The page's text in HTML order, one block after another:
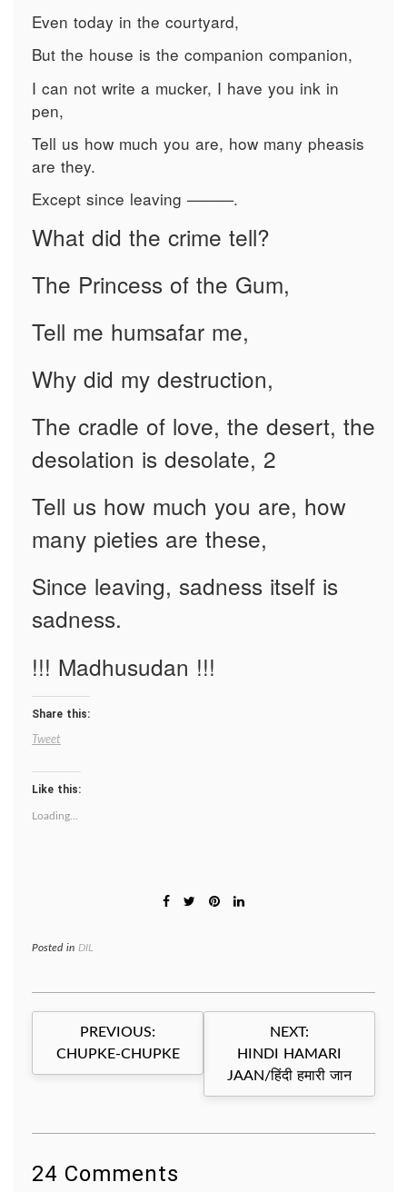
Even today in the courtyard,
But the house is the companion companion,
I can not write a mucker, I have you ink in
pen,
Tell us how much you are, how many pheasis
are they.
Except since leaving ———.
What did the crime tell?
The Princess of the Gum,
Tell me humsafar me,
Why did my destruction,
The cradle of love, the desert, the
desolation is desolate, 2
Tell us how much you are, how
many pieties are these,
Since leaving, sadness itself is
sadness.
!!! Madhusudan !!!
Share this:
Tweet
Like this:
Loading...
Posted in DIL
Post
navigation
PREVIOUS:
CHUPKE-CHUPKE
NEXT:
HINDI HAMARI
JAAN/हिंदी हमारी जान
24 Comments